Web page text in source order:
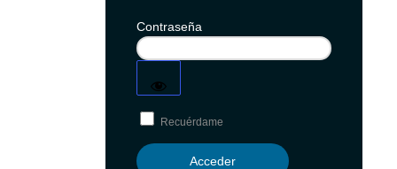
Contraseña
Recuérdame